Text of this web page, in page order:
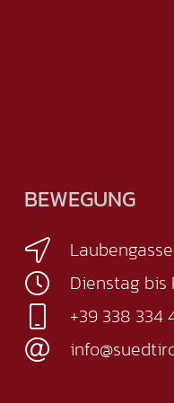
BEWEGUNG
Dienstag bis
+39 338 334